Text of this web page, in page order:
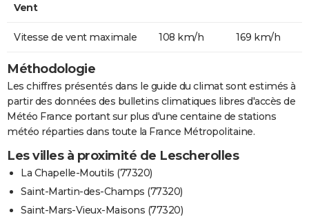
Vent
Vitesse de vent maximale 108 km/h 169 km/h
Méthodologie
Les chiffres présentés dans le guide du climat sont estimés à
partir des données des bulletins climatiques libres d'accès de
Météo France portant sur plus d'une centaine de stations
météo réparties dans toute la France Métropolitaine.
Les villes à proximité de Lescherolles
La Chapelle-Moutils (77320)
Saint-Martin-des-Champs (77320)
Saint-Mars-Vieux-Maisons (77320)